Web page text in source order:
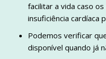
facilitar a vida caso
insuficiência cardíaca
Podemos verificar
disponível quando já